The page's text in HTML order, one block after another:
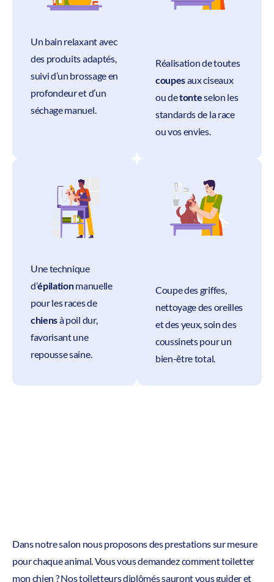
Un bain relaxant avec
des produits adaptés,
suivi d’un brossage en
profondeur et d’un
séchage manuel.
Réalisation de toutes
coupesaux ciseaux
ou detonteselon les
standards de la race
ou vos envies.
Une technique
d’épilationmanuelle
pour les races de
chiensà poil dur,
favorisant une
repousse saine.
Coupe des griffes,
nettoyage des oreilles
et des yeux, soin des
coussinets pour un
bien-être total.
Dans notre salon nous proposons des prestations sur mesure
pour chaque animal. Vous vous demandez comment toiletter
mon chien ? Nos toiletteurs diplômés sauront vous guider et